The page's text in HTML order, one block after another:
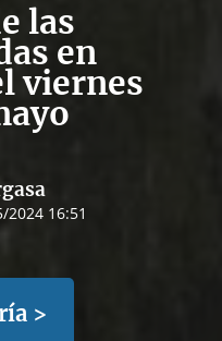
las
en
viernes
2024 16:51
>